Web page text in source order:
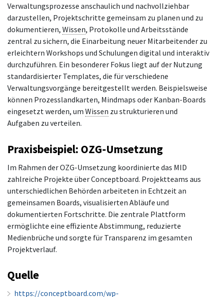
Verwaltungsprozesse anschaulich und nachvollziehbar
darzustellen, Projektschritte gemeinsam zu planen und zu
dokumentieren, Wissen, Protokolle und Arbeitsstände
zentral zu sichern, die Einarbeitung neuer Mitarbeitender zu
erleichtern Workshops und Schulungen digital und interaktiv
durchzuführen. Ein besonderer Fokus liegt auf der Nutzung
standardisierter Templates, die für verschiedene
Verwaltungsvorgänge bereitgestellt werden. Beispielsweise
können Prozesslandkarten, Mindmaps oder Kanban-Boards
eingesetzt werden, um Wissen zu strukturieren und
Aufgaben zu verteilen.
Praxisbeispiel: OZG-Umsetzung
Im Rahmen der OZG-Umsetzung koordinierte das MID
zahlreiche Projekte über Conceptboard. Projektteams aus
unterschiedlichen Behörden arbeiteten in Echtzeit an
gemeinsamen Boards, visualisierten Abläufe und
dokumentierten Fortschritte. Die zentrale Plattform
ermöglichte eine effiziente Abstimmung, reduzierte
Medienbrüche und sorgte für Transparenz im gesamten
Projektverlauf.
Quelle
https://conceptboard.com/wp-